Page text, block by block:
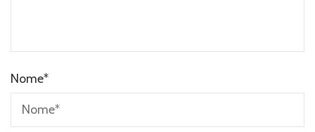
Nome*